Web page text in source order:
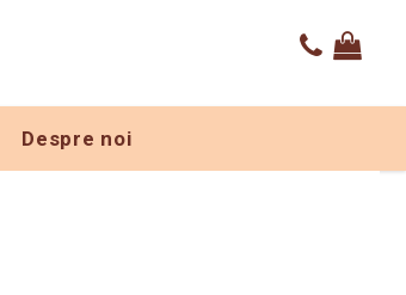
Despre noi